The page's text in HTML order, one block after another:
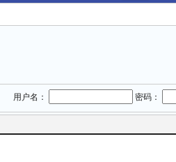
用户名： 密码：